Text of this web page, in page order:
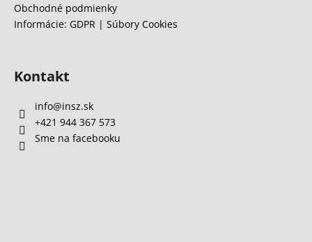
s
Obchodné podmienky
Informácie: GDPR | Súbory Cookies
Kontakt
info@insz.sk
+421 944 367 573
Sme na facebooku